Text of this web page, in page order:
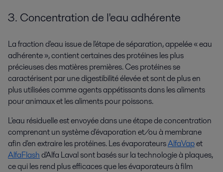
3. Concentration de l'eau adhérente
La fraction d'eau issue de l'étape de séparation, appelée « eau
adhérente », contient certaines des protéines les plus
précieuses des matières premières. Ces protéines se
caractérisent par une digestibilité élevée et sont de plus en
plus utilisées comme agents appétissants dans les aliments
pour animaux et les aliments pour poissons.
L'eau résiduelle est envoyée dans une étape de concentration
comprenant un système d'évaporation et/ou à membrane
afin d'en extraire les protéines. Les évaporateursAlfaVapet
AlfaFlashd'Alfa Laval sont basés sur la technologie à plaques,
ce qui les rend plus efficaces que les évaporateurs à film